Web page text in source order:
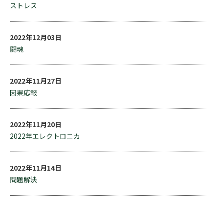
ストレス
2022年12月03日
闘魂
2022年11月27日
因果応報
2022年11月20日
2022年エレクトロニカ
2022年11月14日
問題解決